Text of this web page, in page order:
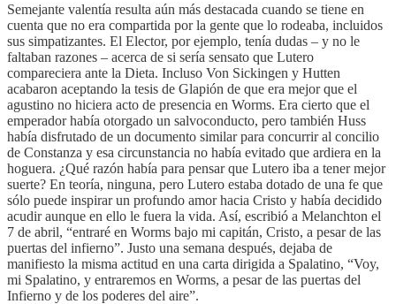
Semejante valentía resulta aún más destacada cuando se tiene en
cuenta que no era compartida por la gente que lo rodeaba, incluidos
sus simpatizantes. El Elector, por ejemplo, tenía dudas – y no le
faltaban razones – acerca de si sería sensato que Lutero
compareciera ante la Dieta. Incluso Von Sickingen y Hutten
acabaron aceptando la tesis de Glapión de que era mejor que el
agustino no hiciera acto de presencia en Worms. Era cierto que el
emperador había otorgado un salvoconducto, pero también Huss
había disfrutado de un documento similar para concurrir al concilio
de Constanza y esa circunstancia no había evitado que ardiera en la
hoguera. ¿Qué razón había para pensar que Lutero iba a tener mejor
suerte? En teoría, ninguna, pero Lutero estaba dotado de una fe que
sólo puede inspirar un profundo amor hacia Cristo y había decidido
acudir aunque en ello le fuera la vida. Así, escribió a Melanchton el
7 de abril, “entraré en Worms bajo mi capitán, Cristo, a pesar de las
puertas del infierno”. Justo una semana después, dejaba de
manifiesto la misma actitud en una carta dirigida a Spalatino, “Voy,
mi Spalatino, y entraremos en Worms, a pesar de las puertas del
Infierno y de los poderes del aire”.